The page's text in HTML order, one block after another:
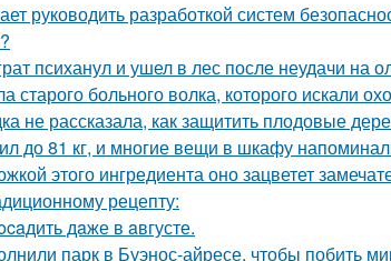
руководить разработкой систем
психанул и ушел в лес после неудачи на
больного волка, которого искали
не рассказала, как защитить плодовые
до 81 кг, и многие вещи в шкафу
этого ингредиента оно зацветет
рецепту:
дaже в aвгусте.
парк в Буэнос-айресе, чтобы побить